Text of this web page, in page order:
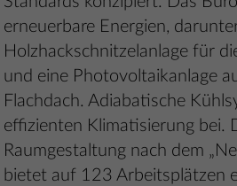
erneuerbare Energien,
Holzhackschnitzelanlage für
und eine Photovoltaikanlage
Flachdach. Adiabatische
effizienten Klimatisierung bei.
Raumgestaltung nach dem
bietet auf 123 Arbeitsplätzen